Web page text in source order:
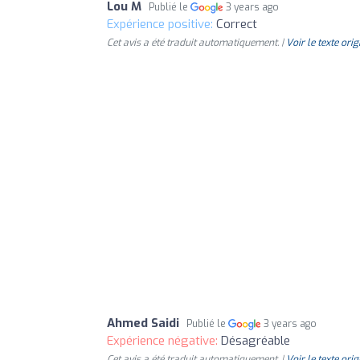
Lou M Publié le 3 years ago
Expérience positive: Correct
Cet avis a été traduit automatiquement. | Voir le texte
Ahmed Saidi Publié le 3 years ago
Expérience négative: Désagréable